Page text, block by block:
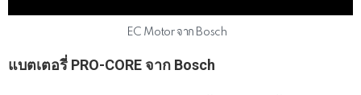
EC Motor จาก Bosch
แบตเตอรี่ PRO-CORE จาก Bosch